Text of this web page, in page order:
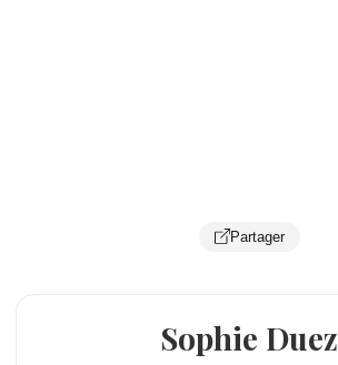
Partager
Sophie Duez